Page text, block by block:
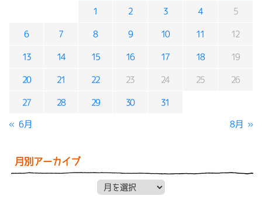
1 2 3 4 5
6 7 8 9 10 11 12
13 14 15 16 17 18 19
20 21 22 23 24 25 26
27 28 29 30 31
« 6月 8月 »
月別アーカイブ